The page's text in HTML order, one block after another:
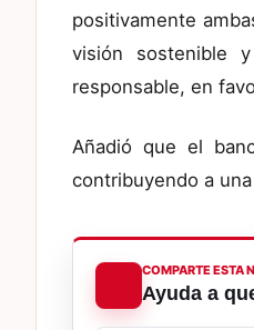
positivamente
visión sostenible
responsable, en
Añadió que el
contribuyendo a
COMPARTE ESTA
Ayuda a